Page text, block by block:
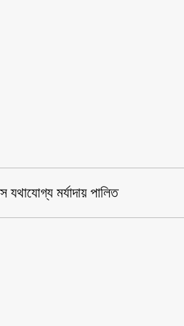
মর্যাদায় পালিত